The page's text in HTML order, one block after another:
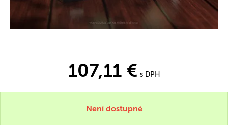
107,11 € s DPH
Není dostupné